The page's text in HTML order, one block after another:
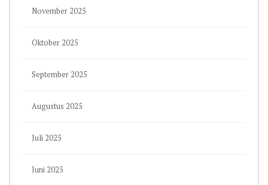
November 2025
Oktober 2025
September 2025
Augustus 2025
Juli 2025
Juni 2025